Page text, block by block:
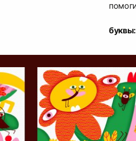
буквы: